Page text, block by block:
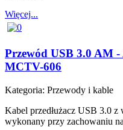
Więcej...
Przewód USB 3.0 AM
MCTV-606
Kategoria: Przewody i kable
Kabel przedłużacz USB 3.0
wykonany przy zachowaniu